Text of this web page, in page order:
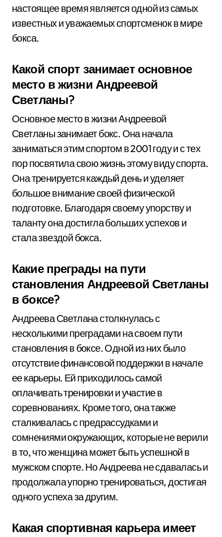
настоящее время является одной из самых
известных и уважаемых спортсменок в мире
бокса.
Какой спорт занимает основное
место в жизни Андреевой
Светланы?
Основное место в жизни Андреевой
Светланы занимает бокс. Она начала
заниматься этим спортом в 2001 году и с тех
пор посвятила свою жизнь этому виду спорта.
Она тренируется каждый день и уделяет
большое внимание своей физической
подготовке. Благодаря своему упорству и
таланту она достигла больших успехов и
стала звездой бокса.
Какие преграды на пути
становления Андреевой Светланы
в боксе?
Андреева Светлана столкнулась с
несколькими преградами на своем пути
становления в боксе. Одной из них было
отсутствие финансовой поддержки в начале
ее карьеры. Ей приходилось самой
оплачивать тренировки и участие в
соревнованиях. Кроме того, она также
сталкивалась с предрассудками и
сомнениями окружающих, которые не верили
в то, что женщина может быть успешной в
мужском спорте. Но Андреева не сдавалась и
продолжала упорно тренироваться, достигая
одного успеха за другим.
Какая спортивная карьера имеет